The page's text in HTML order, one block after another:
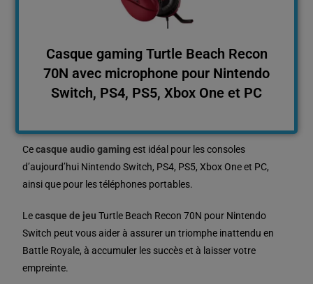
Casque gaming Turtle Beach Recon
70N avec microphone pour Nintendo
Switch, PS4, PS5, Xbox One et PC
Cecasque audio gamingest idéal pour les consoles
d’aujourd’hui Nintendo Switch, PS4, PS5, Xbox One et PC,
ainsi que pour les téléphones portables.
Lecasque de jeu Turtle Beach Recon 70N pour Nintendo
Switch peut vous aider à assurer un triomphe inattendu en
Battle Royale, à accumuler les succès et à laisser votre
empreinte.